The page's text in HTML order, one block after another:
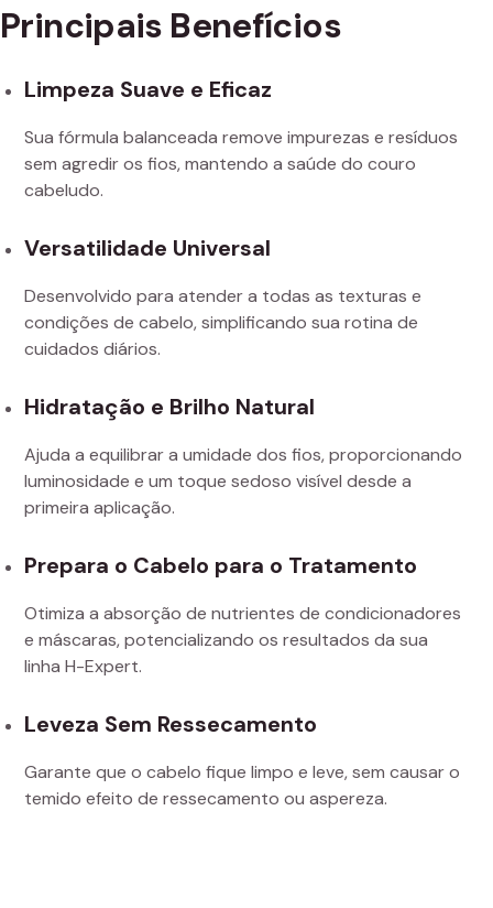
Principais Benefícios
Limpeza Suave e Eficaz
Sua fórmula balanceada remove impurezas e resíduos
sem agredir os fios, mantendo a saúde do couro
cabeludo.
Versatilidade Universal
Desenvolvido para atender a todas as texturas e
condições de cabelo, simplificando sua rotina de
cuidados diários.
Hidratação e Brilho Natural
Ajuda a equilibrar a umidade dos fios, proporcionando
luminosidade e um toque sedoso visível desde a
primeira aplicação.
Prepara o Cabelo para o Tratamento
Otimiza a absorção de nutrientes de condicionadores
e máscaras, potencializando os resultados da sua
linha H-Expert.
Leveza Sem Ressecamento
Garante que o cabelo fique limpo e leve, sem causar o
temido efeito de ressecamento ou aspereza.